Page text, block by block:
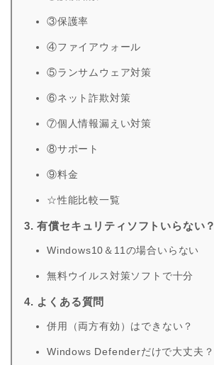
③保護率
④ファイアウォール
⑤ランサムウェア対策
⑥ネット詐欺対策
⑦個人情報漏えい対策
⑧サポート
⑨料金
☆性能比較一覧
3. 有償セキュリティソフトいらない？
Windows10＆11の場合いらない
無料ウイルス対策ソフトで十分
4. よくある質問
併用（両方有効）はできない？
Windows Defenderだけで大丈夫？